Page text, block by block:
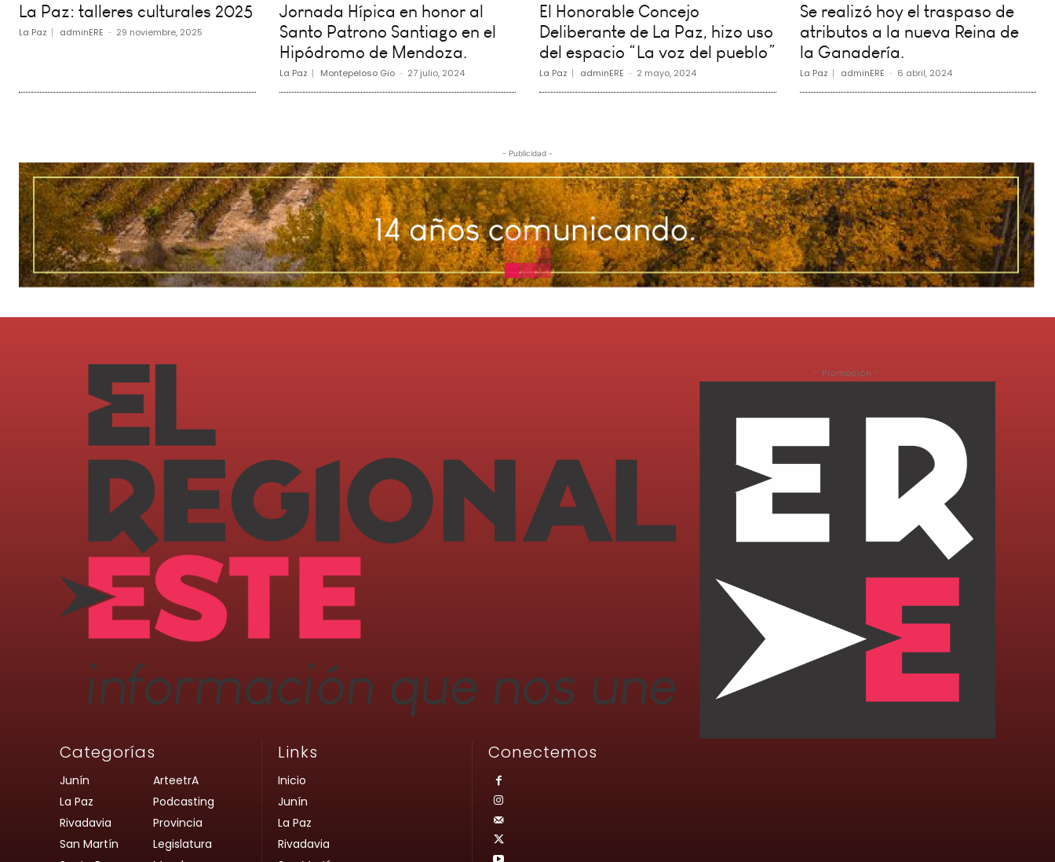
La Paz: talleres culturales 2025
La Paz adminERE - 29 noviembre, 2025
Jornada Hípica en honor al
Santo Patrono Santiago en el
Hipódromo de Mendoza.
La Paz Montepeloso Gio - 27 julio, 2024
El Honorable Concejo
Deliberante de La Paz, hizo uso
del espacio “La voz del pueblo”
La Paz adminERE - 2 mayo, 2024
Se realizó hoy el traspaso de
atributos a la nueva Reina de
la Ganadería.
La Paz adminERE - 6 abril, 2024
- Publicidad -
Categorías
Junín
La Paz
Rivadavia
San Martín
ArteetrA
Podcasting
Provincia
Legislatura
Links
Inicio
Junín
La Paz
Rivadavia
Conectemos
- Promoción -